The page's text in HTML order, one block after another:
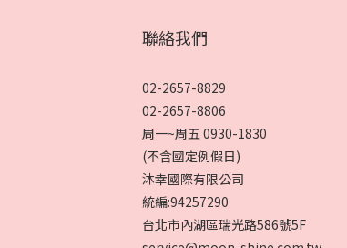
聯絡我們
02-2657-8829
02-2657-8806
周一~周五 0930-1830
(不含國定例假日)
沐幸國際有限公司
統編:94257290
台北市內湖區瑞光路586號5F